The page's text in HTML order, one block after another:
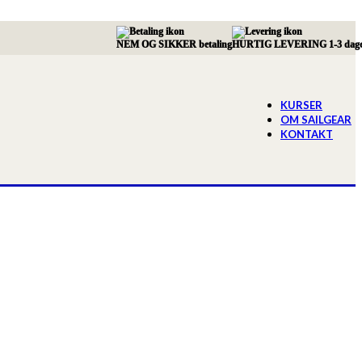
NEM OG SIKKER betalingHURTIG LEVERING 1-3
KURSER
OM SAILGEAR
KONTAKT